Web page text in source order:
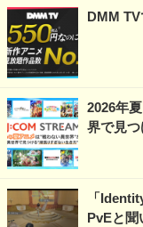
DMM TV
2026年
界で見
「
PvEと